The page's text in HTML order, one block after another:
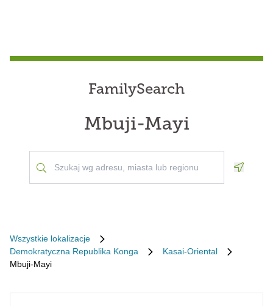
FamilySearch
Mbuji-Mayi
Wszystkie lokalizacje
Demokratyczna Republika Konga
Kasai-Oriental
Mbuji-Mayi